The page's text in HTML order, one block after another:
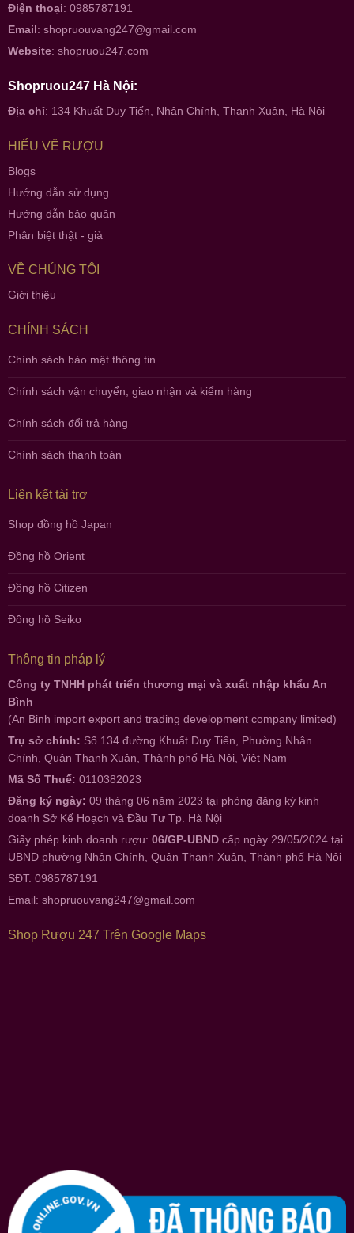
Điện thoại: 0985787191
Email: shopruouvang247@gmail.com
Website: shopruou247.com
Shopruou247 Hà Nội:
Địa chỉ: 134 Khuất Duy Tiến, Nhân Chính, Thanh Xuân, Hà Nội
HIỂU VỀ RƯỢU
Blogs
Hướng dẫn sử dụng
Hướng dẫn bảo quản
Phân biệt thật - giả
VỀ CHÚNG TÔI
Giới thiệu
CHÍNH SÁCH
Chính sách bảo mật thông tin
Chính sách vận chuyển, giao nhận và kiểm hàng
Chính sách đổi trả hàng
Chính sách thanh toán
Liên kết tài trợ
Shop đồng hồ Japan
Đồng hồ Orient
Đồng hồ Citizen
Đồng hồ Seiko
Thông tin pháp lý
Công ty TNHH phát triển thương mại và xuất nhập khẩu An
Bình
(An Binh import export and trading development company limited)
Trụ sở chính: Số 134 đường Khuất Duy Tiến, Phường Nhân
Chính, Quận Thanh Xuân, Thành phố Hà Nội, Việt Nam
Mã Số Thuế: 0110382023
Đăng ký ngày: 09 tháng 06 năm 2023 tại phòng đăng ký kinh
doanh Sở Kế Hoạch và Đầu Tư Tp. Hà Nội
Giấy phép kinh doanh rượu: 06/GP-UBND cấp ngày 29/05/2024 tại
UBND phường Nhân Chính, Quận Thanh Xuân, Thành phố Hà Nội
SĐT: 0985787191
Email: shopruouvang247@gmail.com
Shop Rượu 247 Trên Google Maps